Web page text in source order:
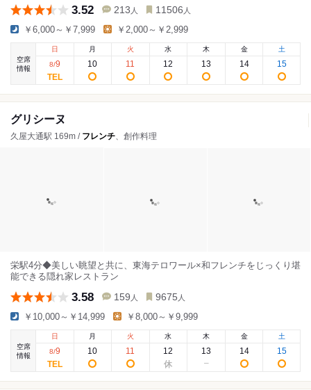
3.52 213 人 11506 人
￥6,000～￥7,999 ￥2,000～￥2,999
空席
情報
日
8/9
月
10
火
11
水
12
木
13
金
14
土
15
グリシーヌ
久屋大通駅 169m / フレンチ、創作料理
栄駅4分◆美しい眺望と共に、東海テロワール×和フレンチをじっくり堪
能できる隠れ家レストラン
3.58 159 人 9675 人
￥10,000～￥14,999 ￥8,000～￥9,999
空席
情報
日
8/9
月
10
火
11
水
12
木
13
金
14
土
15